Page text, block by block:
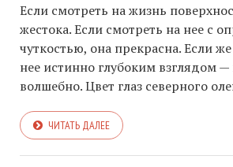
Если смотреть на жизнь
жестока. Если смотреть на нее с
чуткостью, она прекрасна. Если
нее истинно глубоким взглядом —
волшебно. Цвет глаз северного
ЧИТАТЬ ДАЛЕЕ